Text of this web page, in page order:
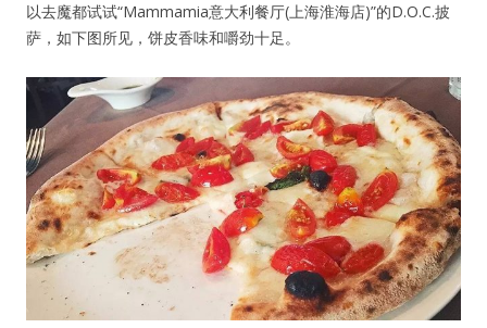
以去魔都试试“Mammamia意大利餐厅(上海淮海店)”的D.O.C.披
萨，如下图所见，饼皮香味和嚼劲十足。